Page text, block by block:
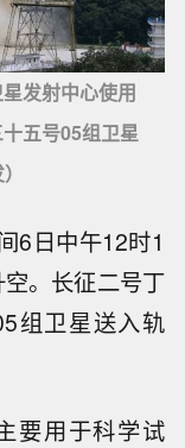
发射中心使用
五号05组卫星
6日中午12时1
。长征二号丁
组卫星送入轨
要用于科学试